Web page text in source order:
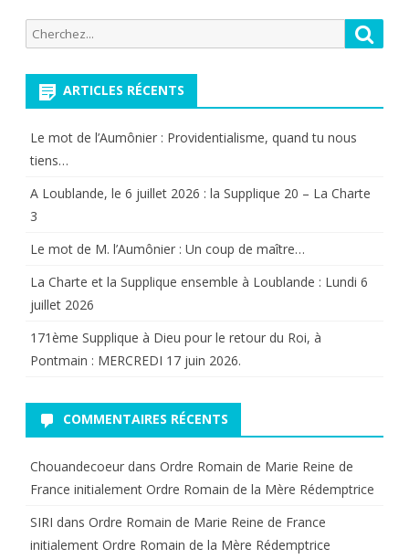
(+).
publications
Recherche
pour:
ARTICLES RÉCENTS
Le mot de l’Aumônier : Providentialisme, quand tu nous
tiens…
A Loublande, le 6 juillet 2026 : la Supplique 20 – La Charte
3
Le mot de M. l’Aumônier : Un coup de maître…
La Charte et la Supplique ensemble à Loublande : Lundi 6
juillet 2026
171ème Supplique à Dieu pour le retour du Roi, à
Pontmain : MERCREDI 17 juin 2026.
COMMENTAIRES RÉCENTS
Chouandecoeur dans Ordre Romain de Marie Reine de
France initialement Ordre Romain de la Mère Rédemptrice
SIRI dans Ordre Romain de Marie Reine de France
initialement Ordre Romain de la Mère Rédemptrice